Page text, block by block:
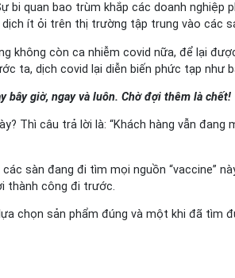
quan bao trùm khắp các doanh
ít ỏi trên thị trường tập trung vào các
không còn ca nhiễm covid nữa, để lại
ta, dịch covid lại diễn biến phức tạp như
bây giờ, ngay và luôn. Chờ đợi thêm là chết!
Thì câu trả lời là: “Khách hàng vẫn
sàn đang đi tìm mọi nguồn “vaccine”
thành công đi trước.
chọn sản phẩm đúng và một khi đã